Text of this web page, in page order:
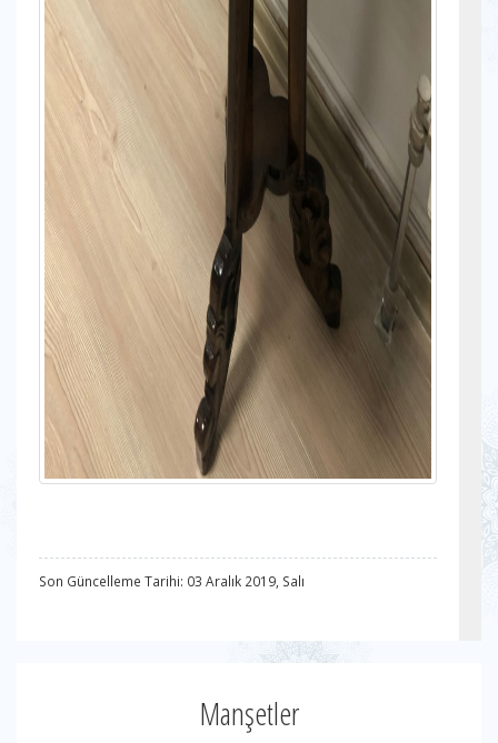
Son Güncelleme Tarihi: 03 Aralık 2019, Salı
Manşetler